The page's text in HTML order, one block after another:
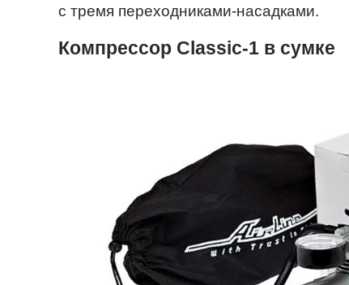
с тремя переходниками-насадками.
Компрессор Classic-1 в сумке